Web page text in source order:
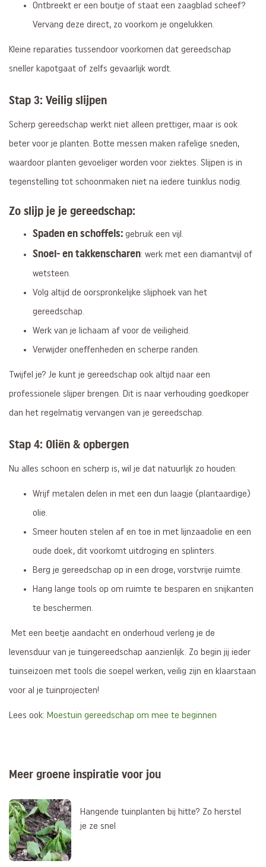
Ontbreekt er een boutje of staat een zaagblad scheef?
Vervang deze direct, zo voorkom je ongelukken.
Kleine reparaties tussendoor voorkomen dat gereedschap
sneller kapotgaat of zelfs gevaarlijk wordt.
Stap 3: Veilig slijpen
Scherp gereedschap werkt niet alleen prettiger, maar is ook
beter voor je planten. Botte messen maken rafelige sneden,
waardoor planten gevoeliger worden voor ziektes. Slijpen is in
tegenstelling tot schoonmaken niet na iedere tuinklus nodig.
Zo slijp je je gereedschap:
Spaden en schoffels: gebruik een vijl.
Snoei- en takkenscharen: werk met een diamantvijl of
wetsteen.
Volg altijd de oorspronkelijke slijphoek van het
gereedschap.
Werk van je lichaam af voor de veiligheid.
Verwijder oneffenheden en scherpe randen.
Twijfel je? Je kunt je gereedschap ook altijd naar een
professionele slijper brengen. Dit is naar verhouding goedkoper
dan het regelmatig vervangen van je gereedschap.
Stap 4: Oliën & opbergen
Nu alles schoon en scherp is, wil je dat natuurlijk zo houden:
Wrijf metalen delen in met een dun laagje (plantaardige)
olie.
Smeer houten stelen af en toe in met lijnzaadolie en een
oude doek, dit voorkomt uitdroging en splinters.
Berg je gereedschap op in een droge, vorstvrije ruimte.
Hang lange tools op om ruimte te besparen en snijkanten
te beschermen.
Met een beetje aandacht en onderhoud verleng je de
levensduur van je tuingereedschap aanzienlijk. Zo begin jij ieder
tuinseizoen met tools die soepel werken, veilig zijn en klaarstaan
voor al je tuinprojecten!
Lees ook: Moestuin gereedschap om mee te beginnen
Meer groene inspiratie voor jou
Hangende tuinplanten bij hitte? Zo herstel
je ze snel